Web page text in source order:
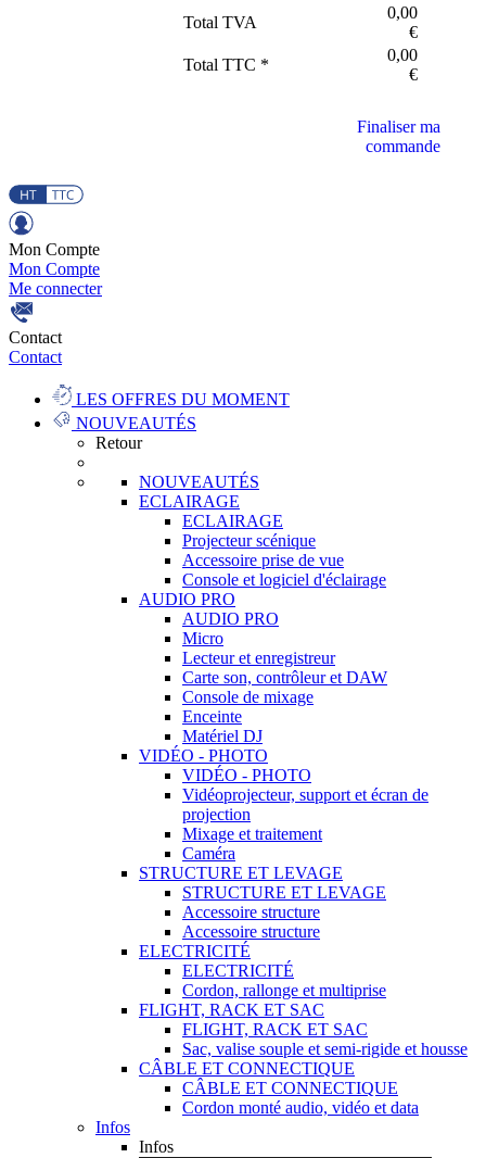
Total TVA
0,00
€
Total TTC *
0,00
€
Finaliser ma
commande
Mon Compte
Mon Compte
Me connecter
Contact
Contact
LES OFFRES DU MOMENT
NOUVEAUTÉS
Retour
NOUVEAUTÉS
ECLAIRAGE
ECLAIRAGE
Projecteur scénique
Accessoire prise de vue
Console et logiciel d'éclairage
AUDIO PRO
AUDIO PRO
Micro
Lecteur et enregistreur
Carte son, contrôleur et DAW
Console de mixage
Enceinte
Matériel DJ
VIDÉO - PHOTO
VIDÉO - PHOTO
Vidéoprojecteur, support et écran de
projection
Mixage et traitement
Caméra
STRUCTURE ET LEVAGE
STRUCTURE ET LEVAGE
Accessoire structure
Accessoire structure
ELECTRICITÉ
ELECTRICITÉ
Cordon, rallonge et multiprise
FLIGHT, RACK ET SAC
FLIGHT, RACK ET SAC
Sac, valise souple et semi-rigide et housse
CÂBLE ET CONNECTIQUE
CÂBLE ET CONNECTIQUE
Cordon monté audio, vidéo et data
Infos
Infos